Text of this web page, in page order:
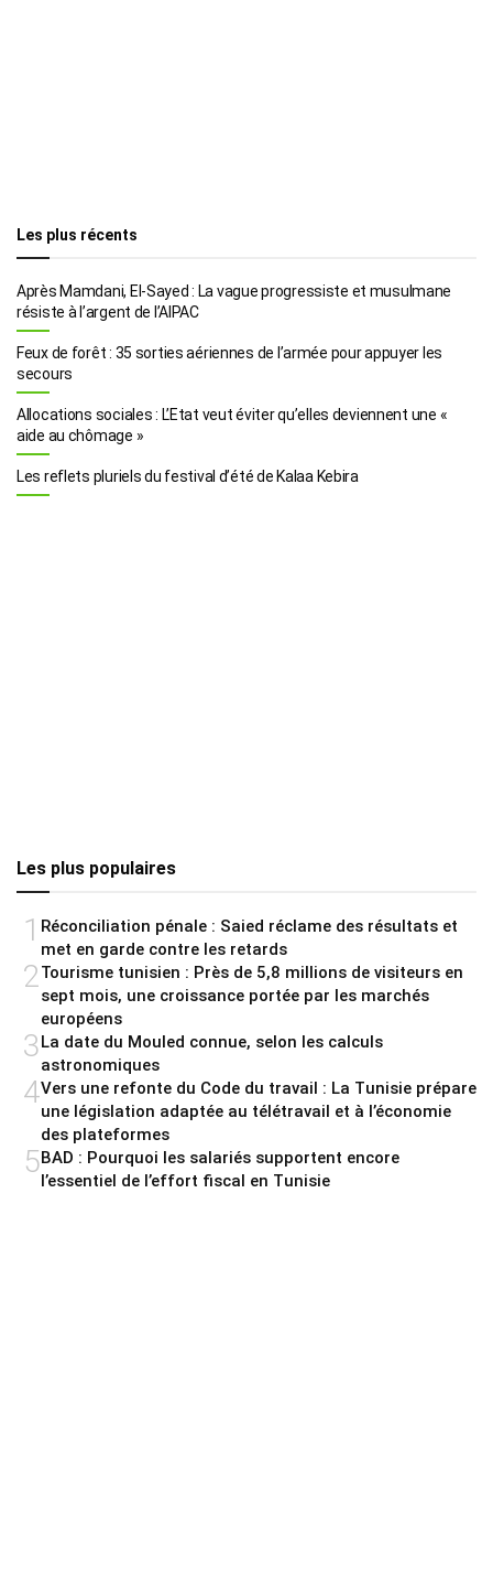
Les plus récents
Après Mamdani, El-Sayed : La vague progressiste et musulmane
résiste à l’argent de l’AIPAC
Feux de forêt : 35 sorties aériennes de l’armée pour appuyer les
secours
Allocations sociales : L’Etat veut éviter qu’elles deviennent une «
aide au chômage »
Les reflets pluriels du festival d’été de Kalaa Kebira
Les plus populaires
1 Réconciliation pénale : Saied réclame des résultats et
met en garde contre les retards
2Tourisme tunisien : Près de 5,8 millions de visiteurs en
sept mois, une croissance portée par les marchés
européens
3La date du Mouled connue, selon les calculs
astronomiques
4Vers une refonte du Code du travail : La Tunisie prépare
une législation adaptée au télétravail et à l’économie
des plateformes
5BAD : Pourquoi les salariés supportent encore
l’essentiel de l’effort fiscal en Tunisie